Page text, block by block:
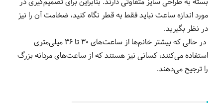
مورد اندازه ساعت نباید فقط به قطر نگاه کنید، ضخامت آن را نیز
در نظر بگیرید.
در حالی که بیشتر خانم‌ها از ساعت‌های 30 تا 36 میلی‌متری
استفاده می‌کنند، کسانی نیز هستند که از ساعت‌های مردانه بزرگ
را ترجیح می‌دهند.